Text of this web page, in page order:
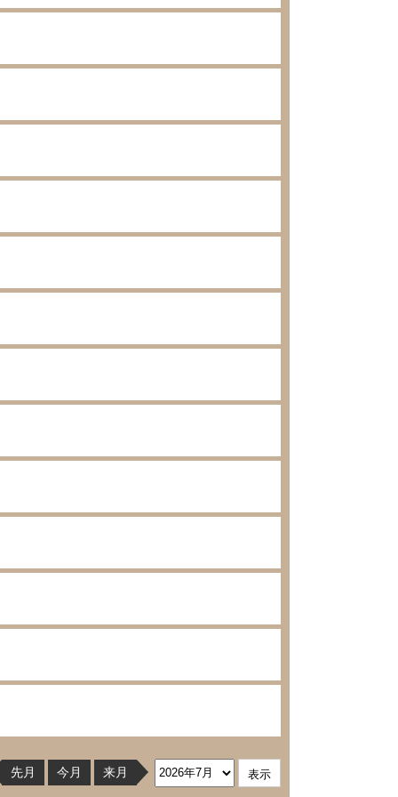
先月 今月 来月